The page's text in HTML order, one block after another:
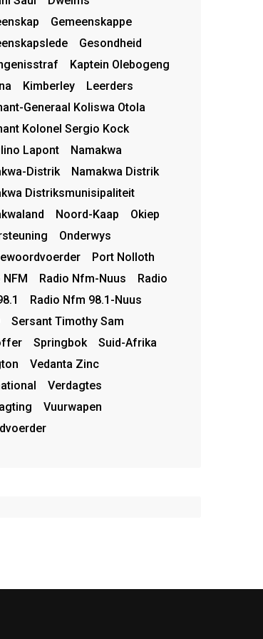
Gemeenskappe
Gesondheid
Kaptein Olebogeng
Kimberley
Leerders
Generaal Koliswa Otola
Kolonel Sergio Kock
Lapont
Namakwa
Distrik
Namakwa Distrik
Distriksmunisipaliteit
Noord-Kaap
Okiep
Onderwys
Port Nolloth
NFM
Radio Nfm-Nuus
Radio
Radio Nfm 98.1-Nuus
Sersant Timothy Sam
Springbok
Suid-Afrika
Vedanta Zinc
Verdagtes
Vuurwapen